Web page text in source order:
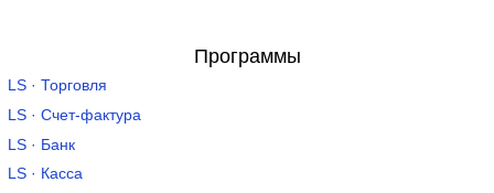
Программы
LS · Торговля
LS · Счет-фактура
LS · Банк
LS · Касса